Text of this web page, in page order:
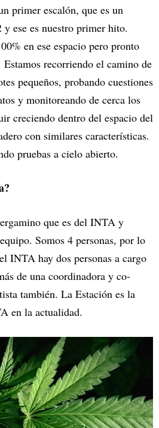
primer escalón, que es un
ese es nuestro primer hito.
en ese espacio pero pronto
Estamos recorriendo el camino de
pequeños, probando cuestiones
y monitoreando de cerca los
creciendo dentro del espacio del
con similares características.
pruebas a cielo abierto.
que es del INTA y
Somos 4 personas, por lo
INTA hay dos personas a cargo
de una coordinadora y co-
también. La Estación es la
en la actualidad.